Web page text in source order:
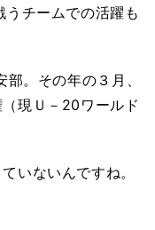
チームでの活躍も
。その年の３月、
現Ｕ－20ワールド
いないんですね。